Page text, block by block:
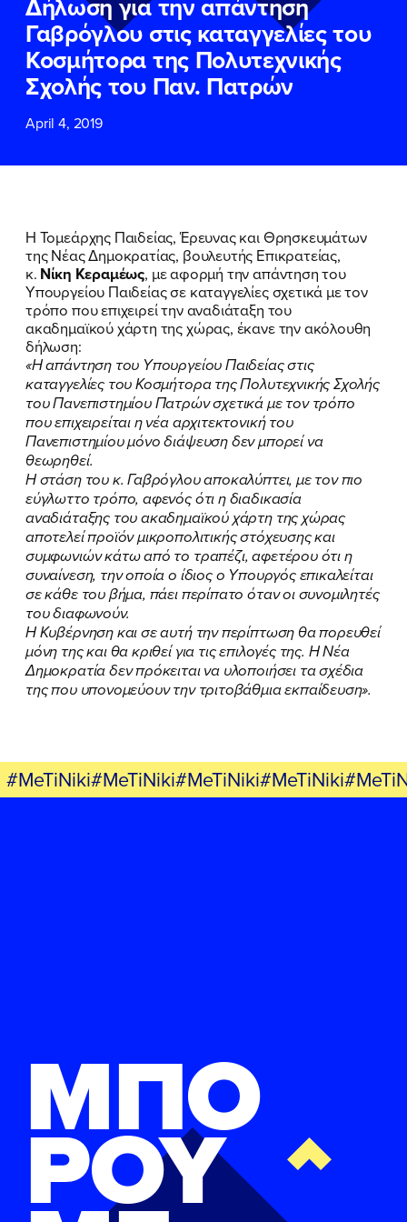
ΠΟΙΑ ΕΙΜΑΙ
ΕΡΓΟ
ΕΚΔΗΛΩΣΕΙΣ
ΝΕΑ
ΕΛΑ ΚΙ ΕΣΥ
Γαβρόγλου στις καταγγελίες του
Κοσμήτορα της Πολυτεχνικής
Σχολής του Παν. Πατρών
April 4, 2019
Η Τομεάρχης Παιδείας, Έρευνας και Θρησκευμάτων
της Νέας Δημοκρατίας, βουλευτής Επικρατείας,
κ. Νίκη Κεραμέως, με αφορμή την απάντηση του
Υπουργείου Παιδείας σε καταγγελίες σχετικά με τον
τρόπο που επιχειρεί την αναδιάταξη του
ακαδημαϊκού χάρτη της χώρας, έκανε την ακόλουθη
δήλωση:
«Η απάντηση του Υπουργείου Παιδείας στις
καταγγελίες του Κοσμήτορα της Πολυτεχνικής Σχολής
του Πανεπιστημίου Πατρών σχετικά με τον τρόπο
που επιχειρείται η νέα αρχιτεκτονική του
Πανεπιστημίου μόνο διάψευση δεν μπορεί να
θεωρηθεί.
Η στάση του κ. Γαβρόγλου αποκαλύπτει, με τον πιο
εύγλωττο τρόπο, αφενός ότι η διαδικασία
αναδιάταξης του ακαδημαϊκού χάρτη της χώρας
αποτελεί προϊόν μικροπολιτικής στόχευσης και
συμφωνιών κάτω από το τραπέζι, αφετέρου ότι η
συναίνεση, την οποία ο ίδιος ο Υπουργός επικαλείται
σε κάθε του βήμα, πάει περίπατο όταν οι συνομιλητές
του διαφωνούν.
Η Κυβέρνηση και σε αυτή την περίπτωση θα πορευθεί
μόνη της και θα κριθεί για τις επιλογές της. Η Νέα
Δημοκρατία δεν πρόκειται να υλοποιήσει τα σχέδια
της που υπονομεύουν την τριτοβάθμια εκπαίδευση».
ΜΠΟ
ΡΟΥ
ΕΠΙΘΕΤΟ*
ΤΗΛΕΦΩΝΟ*
Δεδομένων
Χρήσηςτου δικτυακού τόπου του
Πολιτικού Γραφείου της Βουλευτού
Νίκης Κεραμέως
ΥΠΟΒΟΛΗ
ΕΠΙΘΕΤΟ*
ΤΗΛΕΦΩΝΟ
Δεδομένων
Χρήσηςτου δικτυακού τόπου του
Πολιτικού Γραφείου της Βουλευτού
Νίκης Κεραμέως
ΥΠΟΒΟΛΗ